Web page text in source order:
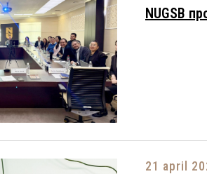
NUGSB
21 april